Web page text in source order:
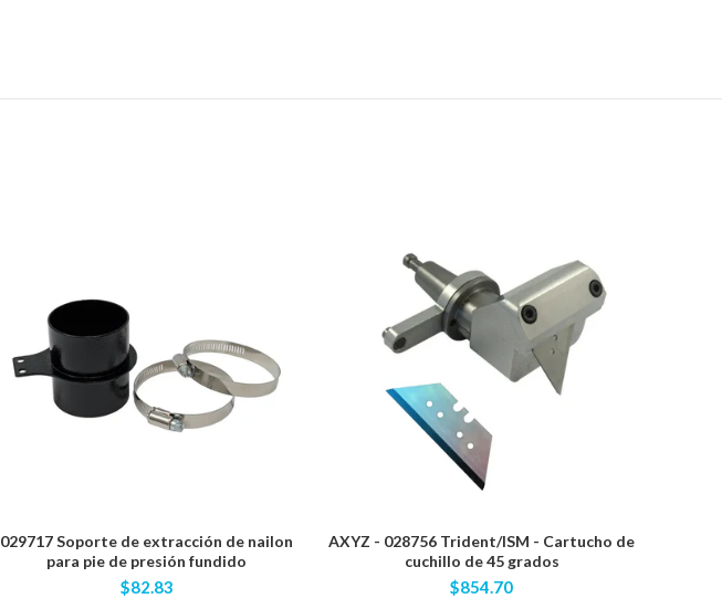
029717 Soporte de extracción de nailon
para pie de presión fundido
$82.83
AXYZ - 028756 Trident/ISM - Cartucho de
cuchillo de 45 grados
$854.70